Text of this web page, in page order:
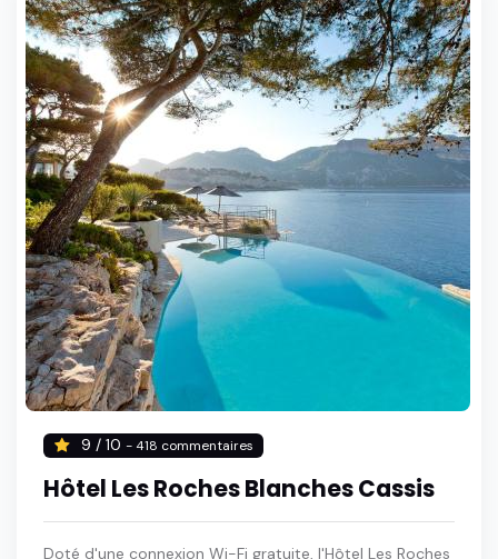
9 / 10 - 418 commentaires
Hôtel Les Roches Blanches Cassis
Doté d'une connexion Wi-Fi gratuite, l'Hôtel Les Roches